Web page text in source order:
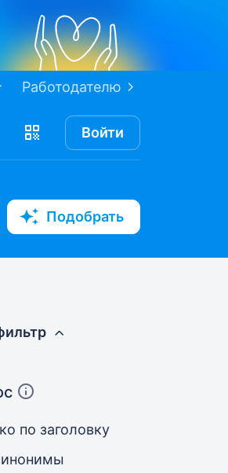
Работодателю
Войти
Подобрать
по заголовку